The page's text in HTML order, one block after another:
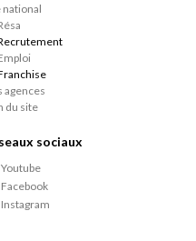
national
agences
du site
sociaux
Youtube
Facebook
Instagram